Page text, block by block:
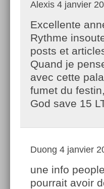
Alexis 4 janvier
Excellente
Rythme
posts et
Quand je
avec cette
fumet du
God save 15
Duong 4 janvier
une info
pourrait avoir